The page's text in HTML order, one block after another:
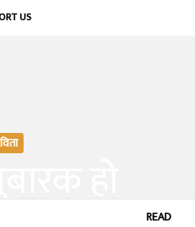
US
READ
हो